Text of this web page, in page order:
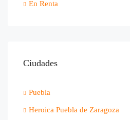
En Renta
Ciudades
Puebla
Heroica Puebla de Zaragoza